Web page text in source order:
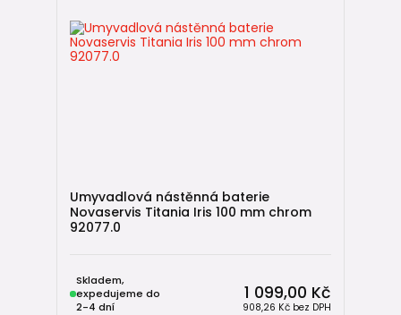
Umyvadlová nástěnná baterie
Novaservis Titania Iris 100 mm chrom
92077.0
1 099,00 Kč
908,26 Kč bez DPH
Skladem,
expedujeme do
2-4 dní